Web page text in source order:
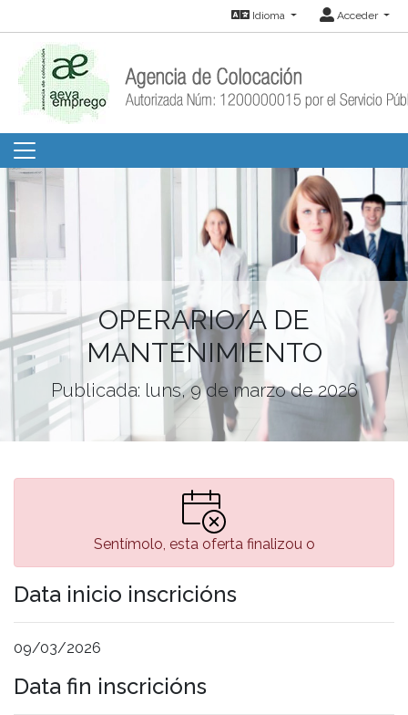
Idioma Acceder
OPERARIO/A DE
MANTENIMIENTO
Publicada: luns, 9 de marzo de 2026
Sentímolo, esta oferta finalizou o
Data inicio inscricións
09/03/2026
Data fin inscricións